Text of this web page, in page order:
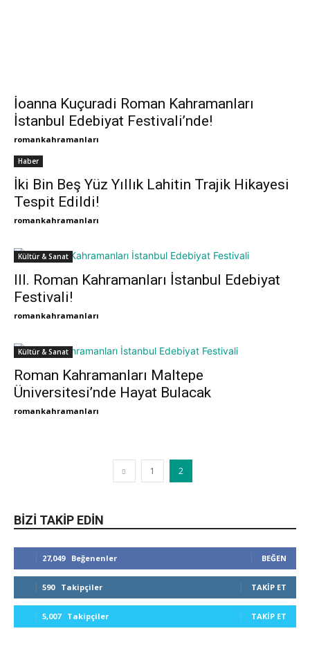
İoanna Kuçuradi Roman Kahramanları
İstanbul Edebiyat Festivali’nde!
romankahramanları
Haber
İki Bin Beş Yüz Yıllık Lahitin Trajik Hikayesi
Tespit Edildi!
romankahramanları
Kültür & Sanat
III. Roman Kahramanları İstanbul Edebiyat
Festivali!
romankahramanları
Kültür & Sanat
Roman Kahramanları Maltepe
Üniversitesi’nde Hayat Bulacak
romankahramanları
1 2
BIZI TAKIP EDIN
27,049 Beğenenler BEĞEN
590 Takipçiler TAKIP ET
5,007 Takipçiler TAKIP ET